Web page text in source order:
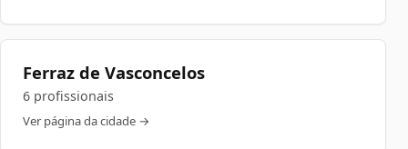
Ferraz de Vasconcelos
6 profissionais
Ver página da cidade →